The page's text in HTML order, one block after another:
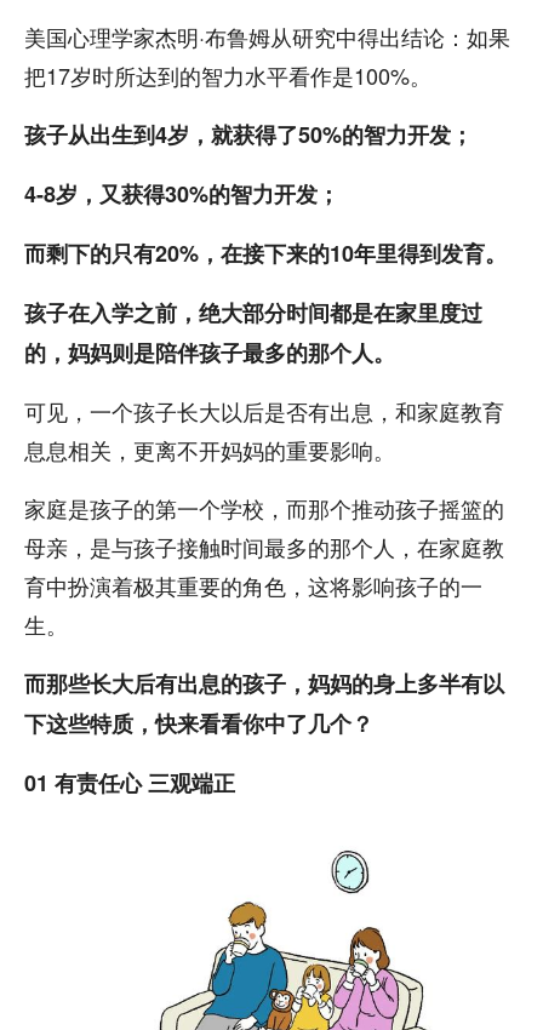
美国心理学家杰明·布鲁姆从研究中得出结论：如果
把17岁时所达到的智力水平看作是100%。
孩子从出生到4岁，就获得了50%的智力开发；
4-8岁，又获得30%的智力开发；
而剩下的只有20%，在接下来的10年里得到发育。
孩子在入学之前，绝大部分时间都是在家里度过
的，妈妈则是陪伴孩子最多的那个人。
可见，一个孩子长大以后是否有出息，和家庭教育
息息相关，更离不开妈妈的重要影响。
家庭是孩子的第一个学校，而那个推动孩子摇篮的
母亲，是与孩子接触时间最多的那个人，在家庭教
育中扮演着极其重要的角色，这将影响孩子的一
生。
而那些长大后有出息的孩子，妈妈的身上多半有以
下这些特质，快来看看你中了几个？
01 有责任心 三观端正